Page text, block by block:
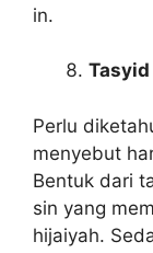
in.
Tasyid
Perlu
menyebut
Bentuk dari
sin yang
hijaiyah.